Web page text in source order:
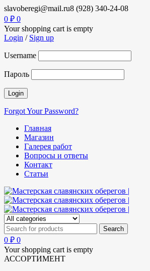
slavoberegi@mail.ru8 (928) 340-24-08
0 ₽ 0
Your shopping cart is empty
Login / Sign up
Username
Пароль
Forgot Your Password?
Главная
Магазин
Галерея работ
Вопросы и ответы
Контакт
Статьи
0 ₽ 0
Your shopping cart is empty
АССОРТИМЕНТ